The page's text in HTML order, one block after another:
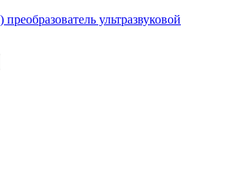
ультразвуковой